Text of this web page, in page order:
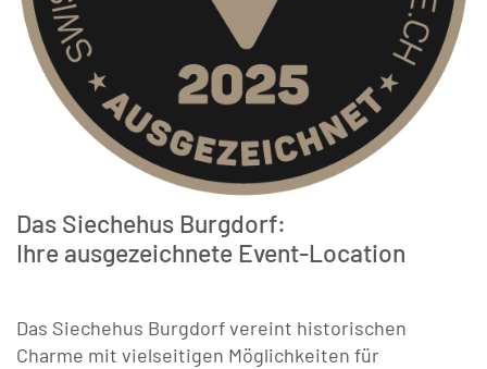
Das Siechehus Burgdorf:
Ihre ausgezeichnete Event-Location
Das Siechehus Burgdorf vereint historischen
Charme mit vielseitigen Möglichkeiten für